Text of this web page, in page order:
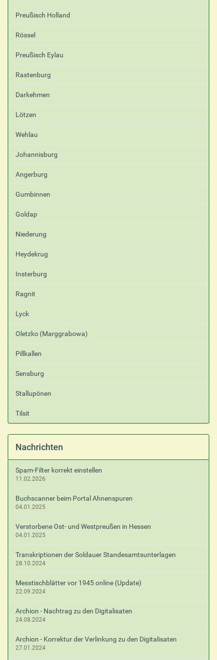
Preußisch Holland
Rössel
Preußisch Eylau
Rastenburg
Darkehmen
Lötzen
Wehlau
Johannisburg
Angerburg
Gumbinnen
Goldap
Niederung
Heydekrug
Insterburg
Ragnit
Lyck
Oletzko (Marggrabowa)
Pillkallen
Sensburg
Stallupönen
Tilsit
Nachrichten
Spam-Filter korrekt einstellen
11.02.2026
Buchscanner beim Portal Ahnenspuren
04.01.2025
Verstorbene Ost- und Westpreußen in Hessen
04.01.2025
Transkriptionen der Soldauer Standesamtsunterlagen
28.10.2024
Messtischblätter vor 1945 online (Update)
22.09.2024
Archion - Nachtrag zu den Digitalisaten
24.08.2024
Archion - Korrektur der Verlinkung zu den Digitalisaten
27.01.2024